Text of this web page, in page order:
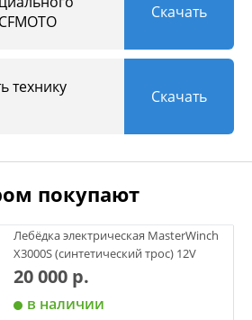
EPS – эта именно та техника, которая
вам яркие эмоции и впечатления,
Скачать
технику
Скачать
покупают
Лебёдка электрическая MasterWinch
X3000S (синтетический трос) 12V
20 000 р.
в наличии